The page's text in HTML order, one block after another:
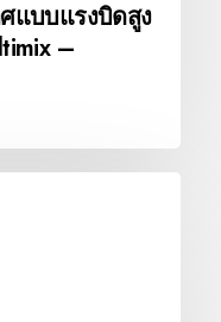
แบบแรงบิดสูง
–